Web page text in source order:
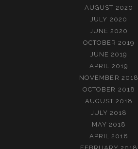
AUGUST 2020
JULY 2020
JUNE 2020
OCTOBER 2019
JUNE 2019
APRIL 2019
NOVEMBER 2018
OCTOBER 2018
AUGUST 2018
JULY 2018
MAY 2018
APRIL 2018